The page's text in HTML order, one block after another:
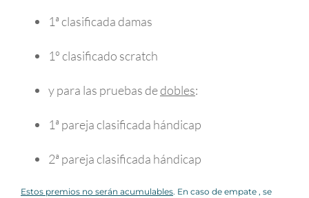
1ª clasificada damas
1º clasificado scratch
y para las pruebas dedobles:
1ª pareja clasificada hándicap
2ª pareja clasificada hándicap
Estos premios no serán acumulables. En caso de empate , se